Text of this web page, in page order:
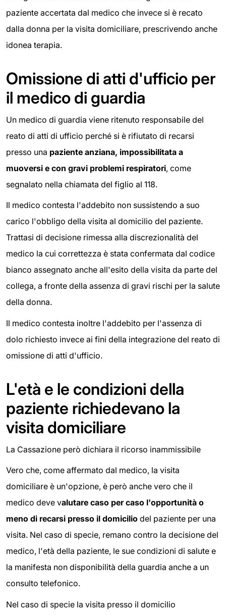
paziente accertata dal medico che invece si è recato
dalla donna per la visita domiciliare, prescrivendo anche
idonea terapia.
Omissione di atti d'ufficio per
il medico di guardia
Un medico di guardia viene ritenuto responsabile del
reato di atti di ufficio perché si è rifiutato di recarsi
presso una paziente anziana, impossibilitata a
muoversi e con gravi problemi respiratori, come
segnalato nella chiamata del figlio al 118.
Il medico contesta l'addebito non sussistendo a suo
carico l'obbligo della visita al domicilio del paziente.
Trattasi di decisione rimessa alla discrezionalità del
medico la cui correttezza è stata confermata dal codice
bianco assegnato anche all'esito della visita da parte del
collega, a fronte della assenza di gravi rischi per la salute
della donna.
Il medico contesta inoltre l'addebito per l'assenza di
dolo richiesto invece ai fini della integrazione del reato di
omissione di atti d'ufficio.
L'età e le condizioni della
paziente richiedevano la
visita domiciliare
La Cassazione però dichiara il ricorso inammissibile
Vero che, come affermato dal medico, la visita
domiciliare è un'opzione, è però anche vero che il
medico deve valutare caso per caso l'opportunità o
meno di recarsi presso il domicilio del paziente per una
visita. Nel caso di specie, remano contro la decisione del
medico, l'età della paziente, le sue condizioni di salute e
la manifesta non disponibilità della guardia anche a un
consulto telefonico.
Nel caso di specie la visita presso il domicilio